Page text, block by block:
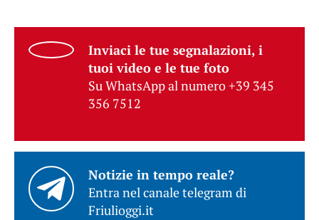
Inviaci le tue segnalazioni, i
tuoi video e le tue foto
Su WhatsApp al numero +39 345
356 7512
Notizie in tempo reale?
Entra nel canale telegram di
Friulioggi.it